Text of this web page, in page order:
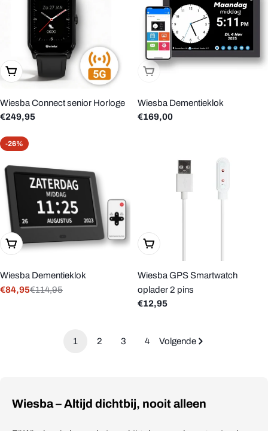
In Winkelwagen
Wiesba Connect senior Horloge
Reguliere
€249,95
Uitverkocht
Wiesba Dementieklok
Reguliere
€169,00
-26%
In Winkelwagen
Wiesba Dementieklok
Verkoopprijs
€84,95
Reguliere€114,95
In Winkelwagen
Wiesba GPS Smartwatch
oplader 2 pins
Reguliere
€12,95
1 2 3 4 Volgende
Wiesba – Altijd dichtbij, nooit alleen